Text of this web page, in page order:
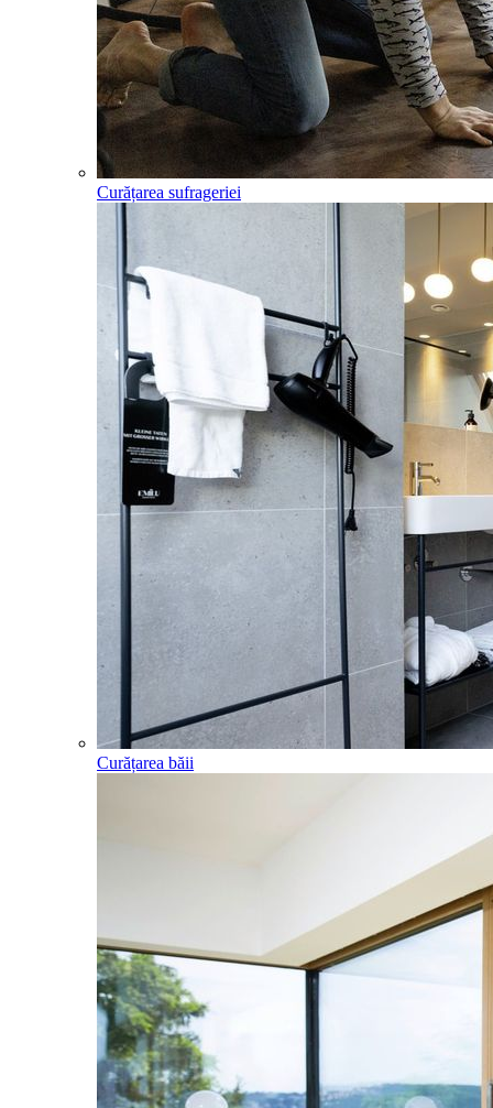
Curățarea sufrageriei
Curățarea băii